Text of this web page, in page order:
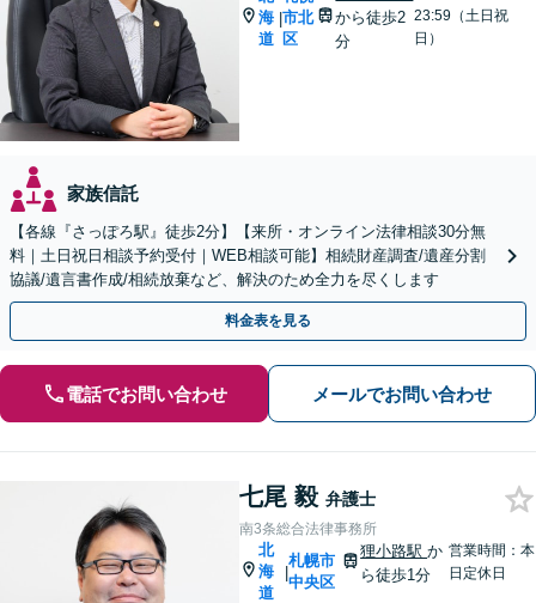
海
道
|市北
区
から徒歩2
分
23:59（土日祝
日）
家族信託
【各線『さっぽろ駅』徒歩2分】【来所・オンライン法律相談30分無
料｜土日祝日相談予約受付｜WEB相談可能】相続財産調査/遺産分割
協議/遺言書作成/相続放棄など、解決のため全力を尽くします
料金表を見る
電話でお問い合わせ メールでお問い合わせ
七尾 毅 弁護士
南3条総合法律事務所
北
海
道
|
札幌市
中央区
狸小路駅か
ら徒歩1分
営業時間：本
日定休日